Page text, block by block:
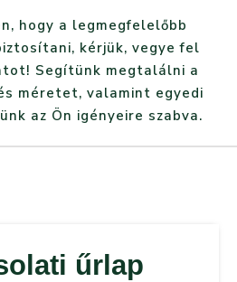
hogy a legmegfelelőbb
kérjük, vegye fel
Segítünk megtalálni a
méretet, valamint egyedi
az Ön igényeire szabva.
űrlap